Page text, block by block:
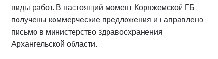
виды работ. В настоящий момент Коряжемской ГБ
получены коммерческие предложения и направлено
письмо в министерство здравоохранения
Архангельской области.